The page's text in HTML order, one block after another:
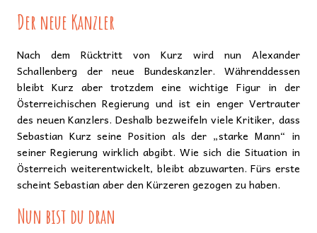
Der neue Kanzler
Nach dem Rücktritt von Kurz wird nun Alexander
Schallenberg der neue Bundeskanzler. Währenddessen
bleibt Kurz aber trotzdem eine wichtige Figur in der
Österreichischen Regierung und ist ein enger Vertrauter
des neuen Kanzlers. Deshalb bezweifeln viele Kritiker, dass
Sebastian Kurz seine Position als der „starke Mann“ in
seiner Regierung wirklich abgibt. Wie sich die Situation in
Österreich weiterentwickelt, bleibt abzuwarten. Fürs erste
scheint Sebastian aber den Kürzeren gezogen zu haben.
Nun bist du dran